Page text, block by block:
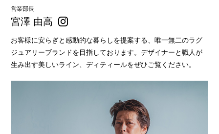
営業部長
宮澤 由高
お客様に安らぎと感動的な暮らしを提案する、唯一無二のラグ
ジュアリーブランドを目指しております。デザイナーと職人が
生み出す美しいライン、ディティールをぜひご覧ください。